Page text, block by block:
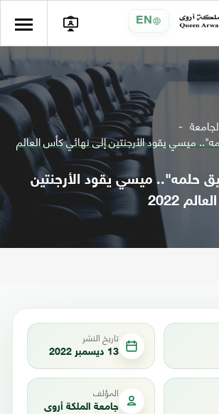
EN
ميسي يقود الأرجنتين إلى نهائي كأس العالم
حلمه".. ميسي يقود الأرجنتين
2022
تاريخ النشر
13 ديسمبر 2022
المؤلف
جامعة الملكة أروى